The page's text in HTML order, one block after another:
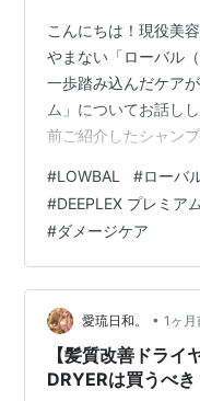
こんにちは！現役美
やまない「ローバル
一歩踏み込んだケア
ム」についてお話し
前ご紹介したシャン
シミヤリペアブース
ク」が欠かせません
「使い方」にちょっ
最初は知らずに「シ
てしまい、「あれ？
期がありました。 こ
#LOWBAL #ローバ
#DEEPLEX プレミア
#ダメージケア
愛琉日和。 • 1ヶ月
【髪質改善ドラ
DRYERは買うべ